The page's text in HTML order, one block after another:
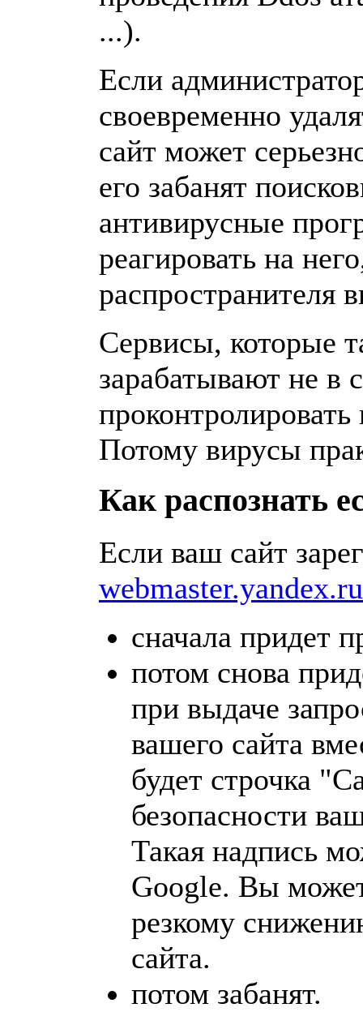
...).
Если
своевременно
сайт может
его забанят
антивирусные
реагировать на
распространителя
Сервисы, которые
зарабатывают не в
Потому вирусы
Как распознать
Если ваш сайт
webmaster.yandex.ru
сначала придет
потом снова
при выдаче
вашего сайта
будет строчка
безопасности
Такая надпись
Google. Вы
резкому
сайта.
потом забанят.